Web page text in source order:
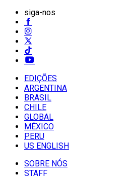
siga-nos
EDIÇÕES
ARGENTINA
BRASIL
CHILE
GLOBAL
MÉXICO
PERU
US ENGLISH
SOBRE NÓS
STAFF